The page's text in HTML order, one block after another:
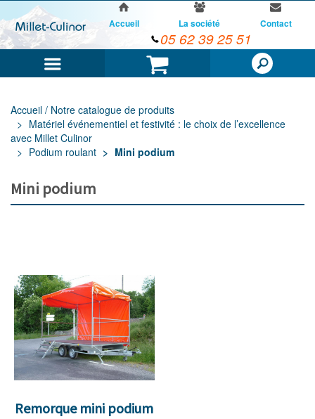
Panier
Accueil La société Contact
05 62 39 25 51
Accueil / Notre catalogue de produits
Matériel événementiel et festivité : le choix de l’excellence
avec Millet Culinor
Podium roulant
Mini podium
Mini podium
Remorque mini podium